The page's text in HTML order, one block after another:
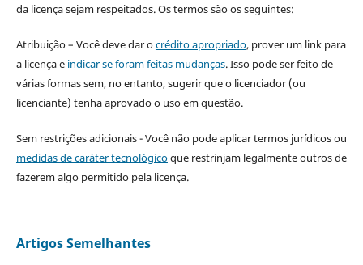
da licença sejam respeitados. Os termos são os seguintes:
Atribuição – Você deve dar ocrédito apropriado, prover um link para
a licença e indicar se foram feitas mudanças. Isso pode ser feito de
várias formas sem, no entanto, sugerir que o licenciador (ou
licenciante) tenha aprovado o uso em questão.
Sem restrições adicionais - Você não pode aplicar termos jurídicos ou
medidas de caráter tecnológicoque restrinjam legalmente outros de
fazerem algo permitido pela licença.
Artigos Semelhantes